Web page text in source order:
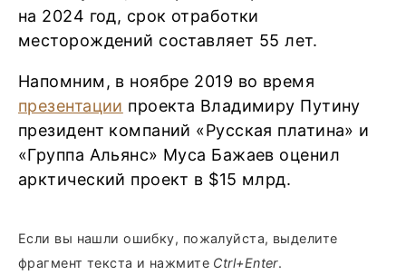
на 2024 год, срок отработки
месторождений составляет 55 лет.
Напомним, в ноябре 2019 во время
презентации проекта Владимиру Путину
президент компаний «Русская платина» и
«Группа Альянс» Муса Бажаев оценил
арктический проект в $15 млрд.
Если вы нашли ошибку, пожалуйста, выделите
фрагмент текста и нажмите Ctrl+Enter.